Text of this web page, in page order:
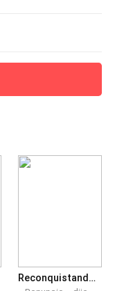
Reconquistando a mi amante secreta millonaria